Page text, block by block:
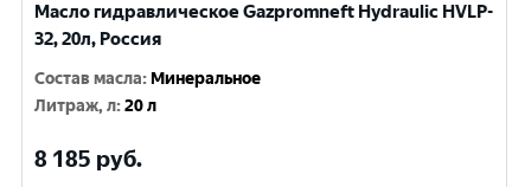
Масло гидравлическое Gazpromneft Hydraulic HVLP-
32, 20л, Россия
Состав масла: Минеральное
Литраж, л:20 л
8 185 руб.